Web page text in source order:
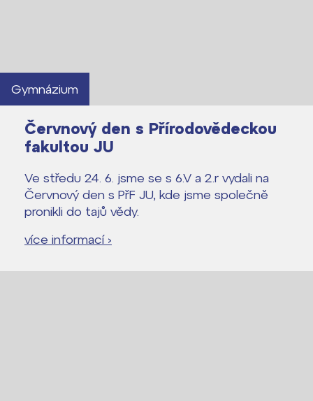
Gymnázium
Červnový den s Přírodovědeckou
fakultou JU
Ve středu 24. 6. jsme se s 6.V a 2.r vydali na
Červnový den s PřF JU, kde jsme společně
pronikli do tajů vědy.
více informací ›
Lidé často hledají